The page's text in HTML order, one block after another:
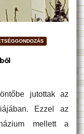
jutottak az
Ezzel az
mellett a